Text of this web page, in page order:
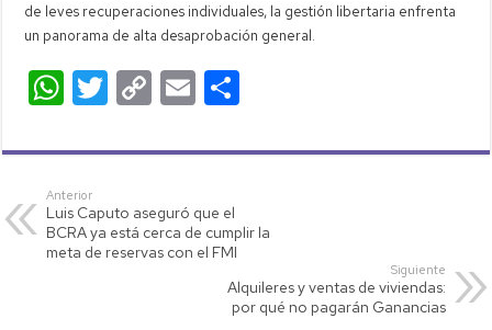
de leves recuperaciones individuales, la gestión libertaria enfrenta
un panorama de alta desaprobación general.
W
at
s
A
p
T
tt
C
p
Li
nk
E
ail m
ar
Anterior
Luis Caputo aseguró que el
BCRA ya está cerca de cumplir la
meta de reservas con el FMI
Siguiente
Alquileres y ventas de viviendas:
por qué no pagarán Ganancias